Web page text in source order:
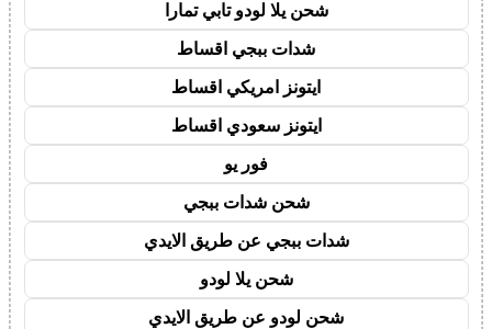
شحن يلا لودو تابي تمارا
شدات ببجي اقساط
ايتونز امريكي اقساط
ايتونز سعودي اقساط
فور يو
شحن شدات ببجي
شدات ببجي عن طريق الايدي
شحن يلا لودو
شحن لودو عن طريق الايدي